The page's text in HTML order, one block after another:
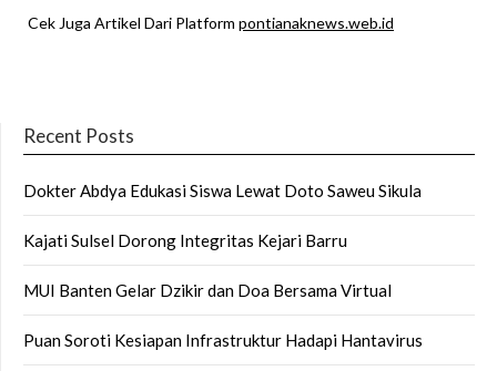
Cek Juga Artikel Dari Platform pontianaknews.web.id
Recent Posts
Dokter Abdya Edukasi Siswa Lewat Doto Saweu Sikula
Kajati Sulsel Dorong Integritas Kejari Barru
MUI Banten Gelar Dzikir dan Doa Bersama Virtual
Puan Soroti Kesiapan Infrastruktur Hadapi Hantavirus